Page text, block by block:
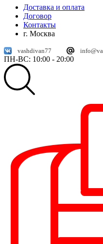
Доставка и оплата
Договор
Контакты
г. Москва
vashdivan77
ПН-ВС: 10:00 - 20:00